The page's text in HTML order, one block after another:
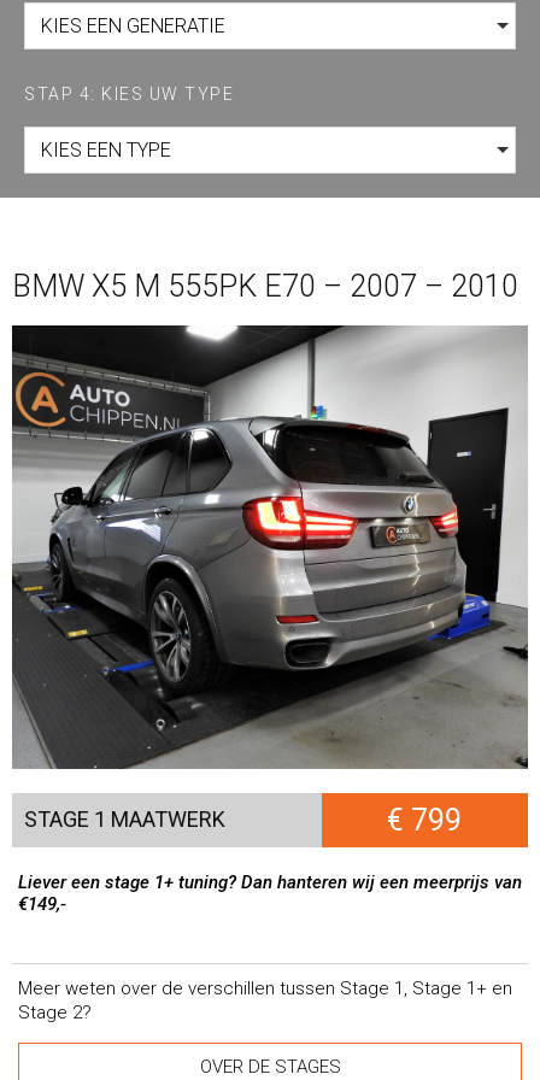
KIES EEN GENERATIE
STAP 4: KIES UW TYPE
KIES EEN TYPE
BMW X5 M 555PK E70 – 2007 – 2010
STAGE 1 MAATWERK € 799
Liever een stage 1+ tuning? Dan hanteren wij een meerprijs van
€149,-
Meer weten over de verschillen tussen Stage 1, Stage 1+ en
Stage 2?
OVER DE STAGES